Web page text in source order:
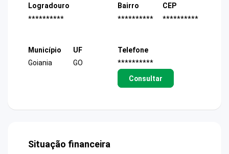
Logradouro
**********
Bairro
**********
CEP
**********
Município
Goiania
UF
GO
Telefone
**********
Consultar
Situação financeira